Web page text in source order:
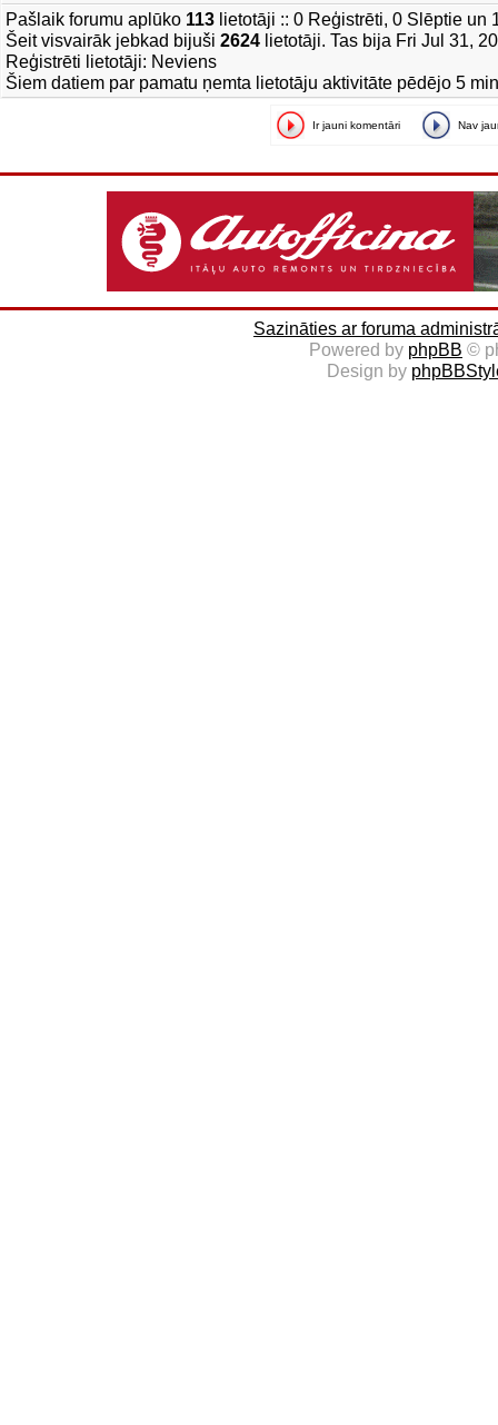
Pašlaik forumu aplūko 113 lietotāji :: 0 Reģistrēti, 0 Slēptie
Šeit visvairāk jebkad bijuši 2624 lietotāji. Tas bija Fri Jul 31,
Reģistrēti lietotāji: Neviens
Šiem datiem par pamatu ņemta lietotāju aktivitāte pēdējo 5
Ir jauni komentāri Nav
Sazināties ar foruma
Powered by phpBB ©
Design by